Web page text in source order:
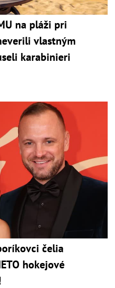
na pláži pri
vlastným
karabinieri
čelia
hokejové